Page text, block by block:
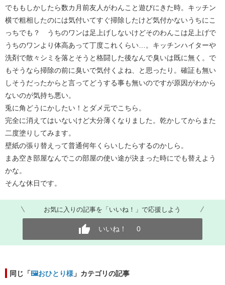
でももしかしたら数カ月前友人がわんこと遊びにきた時。キッチン
横で粗相したのには気付いてすぐ掃除したけど気付かないうちにこ
っちでも？ うちのワンは足上げしないけどそのわんこは足上げで
うちのワンより体高あって丁度これくらい…。キッチンハイターや
洗剤で散々シミを落とそうと格闘した後なんで臭いは既に無く。で
もそうなら掃除の前に臭いで気付くよね、と思ったり。確証も無い
しそうだったからと言ってどうする事も無いのですが原因がわから
ないのが気持ち悪い。
兎に角どうにかしたい！とダメ元でこちら。
完全に消えてはいないけど大分薄くなりました。乾かしてからまた
二度塗りしてみます。
壁紙の張り替えって普通何年くらいしたらするのかしら。
まあ空き部屋なんでこの部屋の使い途が決まった時にでも替えよう
かな。
そんな休日です。
お気に入りの記事を「いいね！」で応援しよう
いいね！ 0
同じ「🖼️おひとり様 」カテゴリの記事